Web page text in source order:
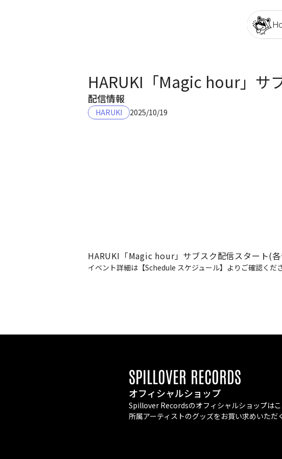
HARUKI「Magic hour」サ
配信情報
HARUKI 2025/10/19
HARUKI「Magic hour」サブスク配信スタート(各
イベント詳細は【Schedule スケジュール】よりご確認くださ
SPILLOVER RECORDS
オフィシャルショップ
Spillover Recordsのオフィシャルショップはこ
所属アーティストのグッズをお買い求めいただ